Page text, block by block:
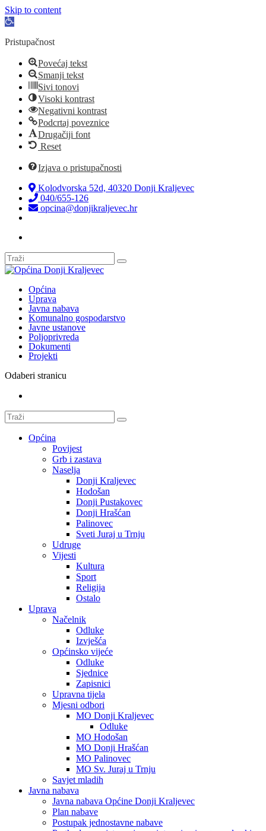
Skip to content
Open
Pristupačnost
Povećaj tekst
Smanji tekst
Sivi tonovi
Visoki kontrast
Negativni kontrast
Podcrtaj poveznice
Drugačiji font
Reset
Izjava o pristupačnosti
Kolodvorska 52d, 40320 Donji Kraljevec
040/655-126
opcina@donjikraljevec.hr
Općina
Uprava
Javna nabava
Komunalno gospodarstvo
Javne ustanove
Poljoprivreda
Dokumenti
Projekti
Odaberi stranicu
Općina
Povijest
Grb i zastava
Naselja
Donji Kraljevec
Hodošan
Donji Pustakovec
Donji Hrašćan
Palinovec
Sveti Juraj u Trnju
Udruge
Vijesti
Kultura
Sport
Religija
Ostalo
Uprava
Načelnik
Odluke
Izvješća
Općinsko vijeće
Odluke
Sjednice
Zapisnici
Upravna tijela
Mjesni odbori
MO Donji Kraljevec
Odluke
MO Hodošan
MO Donji Hrašćan
MO Palinovec
MO Sv. Juraj u Trnju
Savjet mladih
Javna nabava
Javna nabava Općine Donji Kraljevec
Plan nabave
Postupak jednostavne nabave